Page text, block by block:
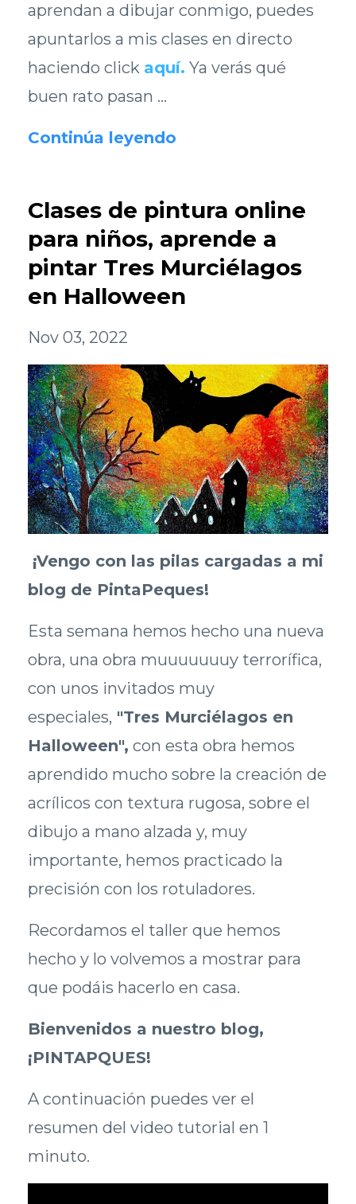
aprendan a dibujar conmigo, puedes
apuntarlos a mis clases en directo
haciendo click aquí. Ya verás qué
buen rato pasan ...
Continúa leyendo
Clases de pintura online
para niños, aprende a
pintar Tres Murciélagos
en Halloween
Nov 03, 2022
¡Vengo con las pilas cargadas a mi
blog de PintaPeques!
Esta semana hemos hecho una nueva
obra, una obra muuuuuuuy terrorífica,
con unos invitados muy
especiales, "Tres Murciélagos en
Halloween", con esta obra hemos
aprendido mucho sobre la creación de
acrílicos con textura rugosa, sobre el
dibujo a mano alzada y, muy
importante, hemos practicado la
precisión con los rotuladores.
Recordamos el taller que hemos
hecho y lo volvemos a mostrar para
que podáis hacerlo en casa.
Bienvenidos a nuestro blog,
¡PINTAPQUES!
A continuación puedes ver el
resumen del video tutorial en 1
minuto.